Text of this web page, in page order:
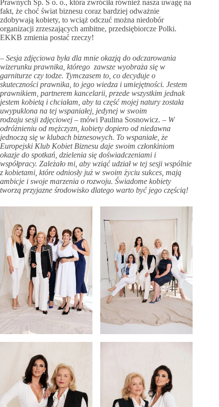
Prawnych Sp. S o. o., która zwróciła również nasza uwagę na
fakt, że choć świat biznesu coraz bardziej odważnie
zdobywają kobiety, to wciąż odczuć można niedobór
organizacji zrzeszających ambitne, przedsiębiorcze Polki.
EKKB zmienia postać rzeczy!
– Sesja zdjęciowa była dla mnie okazją do odczarowania
wizerunku prawnika, którego zawsze wyobraża się w
garniturze czy todze. Tymczasem to, co decyduje o
skuteczności prawnika, to jego wiedza i umiejętności. Jestem
prawnikiem, partnerem kancelarii, przede wszystkim jednak
jestem kobietą i chciałam, aby ta część mojej natury została
uwypuklona na tej wspaniałej, jedynej w swoim
rodzaju sesji zdjęciowej – mówi Paulina Sosnowicz. – W
odróżnieniu od mężczyzn, kobiety dopiero od niedawna
jednoczą się w klubach biznesowych. To wspaniałe, że
Europejski Klub Kobiet Biznesu daje swoim członkiniom
okazje do spotkań, dzielenia się doświadczeniami i
współpracy. Zależało mi, aby wziąć udział w tej sesji wspólnie
z kobietami, które odniosły już w swoim życiu sukces, mają
ambicje i swoje marzenia o rozwoju. Świadome kobiety
tworzą przyjazne środowisko dlatego warto być jego częścią!